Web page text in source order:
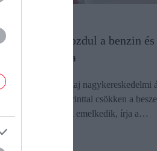
irányba mozdul a benzin
ára
a benzin és a gázolaj
bruttó 3 forinttal csökken a
bruttó 5 forinttal emelkedik, írja a…